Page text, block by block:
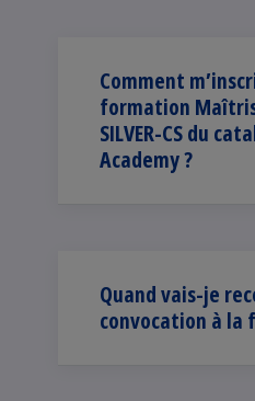
Comment
formation
SILVER-CS du
Academy ?
Quand vais-je
convocation à la